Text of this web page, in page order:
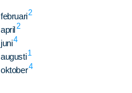
februari2
april2
juni4
augusti1
oktober4